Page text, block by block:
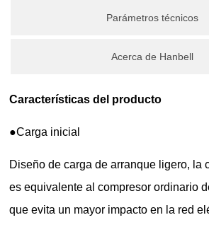
Parámetros técnicos
Acerca de Hanbell